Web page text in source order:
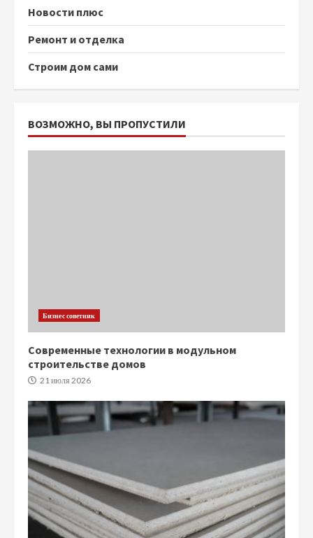
Новости плюс
Ремонт и отделка
Строим дом сами
ВОЗМОЖНО, ВЫ ПРОПУСТИЛИ
Бизнес советник
Современные технологии в модульном
строительстве домов
21 июля 2026